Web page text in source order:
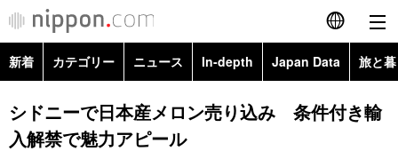
English
简体字
新着 カテゴリー ニュース In-depth Japan Data 旅と
政治・外交
経済・ビジネス
Topics
シドニーで日本産メロン売り込み 条件付き輸
入解禁で魅力アピール